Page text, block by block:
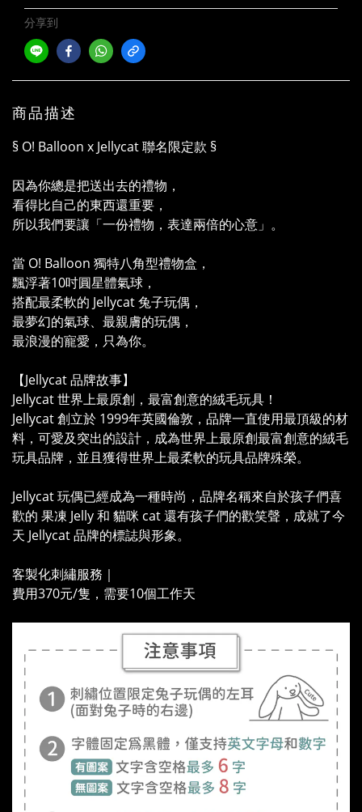
分享到
商品描述
§ O! Balloon x Jellycat 聯名限定款 §
因為你總是把送出去的禮物，
看得比自己的東西還重要，
所以我們要讓「一份禮物，表達兩倍的心意」。
當 O! Balloon 獨特八角型禮物盒，
飄浮著10吋圓星體氣球，
搭配最柔軟的 Jellycat 兔子玩偶，
最夢幻的氣球、最親膚的玩偶，
最浪漫的寵愛，只為你。
【Jellycat 品牌故事】
Jellycat 世界上最原創，最富創意的絨毛玩具！
Jellycat 創立於 1999年英國倫敦，品牌一直使用最頂級的材
料，可愛及突出的設計，成為世界上最原創最富創意的絨毛
玩具品牌，並且獲得世界上最柔軟的玩具品牌殊榮。
Jellycat 玩偶已經成為一種時尚，品牌名稱來自於孩子們喜
歡的 果凍 Jelly 和 貓咪 cat 還有孩子們的歡笑聲，成就了今
天 Jellycat 品牌的標誌與形象。
客製化刺繡服務｜
費用370元/隻，需要10個工作天